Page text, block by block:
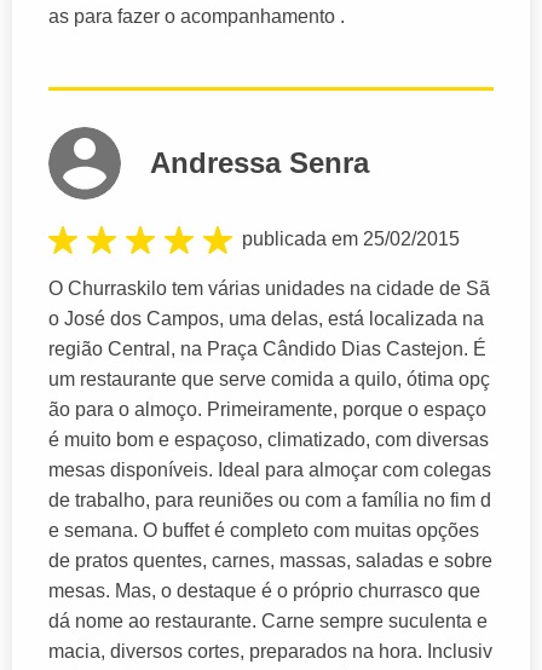
as para fazer o acompanhamento .
Andressa Senra
publicada em 25/02/2015
O Churraskilo tem várias unidades na cidade de Sã
o José dos Campos, uma delas, está localizada na
região Central, na Praça Cândido Dias Castejon. É
um restaurante que serve comida a quilo, ótima opç
ão para o almoço. Primeiramente, porque o espaço
é muito bom e espaçoso, climatizado, com diversas
mesas disponíveis. Ideal para almoçar com colegas
de trabalho, para reuniões ou com a família no fim d
e semana. O buffet é completo com muitas opções
de pratos quentes, carnes, massas, saladas e sobre
mesas. Mas, o destaque é o próprio churrasco que
dá nome ao restaurante. Carne sempre suculenta e
macia, diversos cortes, preparados na hora. Inclusiv